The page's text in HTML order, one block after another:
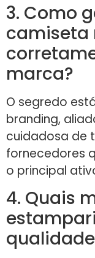
3. Como
camiseta
marca?
O segredo
branding,
cuidadosa de
fornecedores
o principal
4. Quais